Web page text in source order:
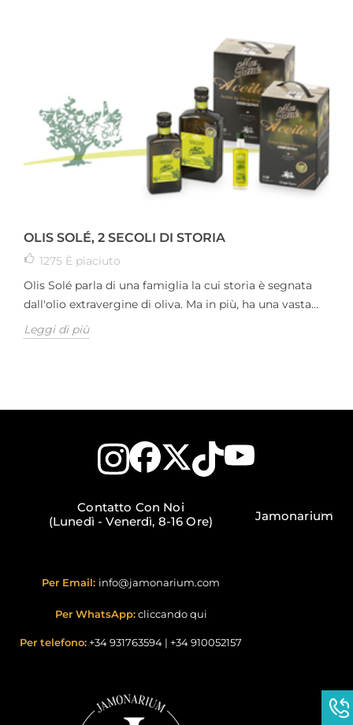
OLIS SOLÉ, 2 SECOLI DI STORIA
1275 È piaciuto
Olis Solé parla di una famiglia la cui storia è segnata
dall'olio extravergine di oliva. Ma in più, ha una vasta...
Leggi di più
Contatto Con Noi
(Lunedì - Venerdì, 8-16 Ore)
Per Email: info@jamonarium.com
Per WhatsApp: cliccando qui
Per telefono: +34 931763594 | +34 910052157
Jamonarium